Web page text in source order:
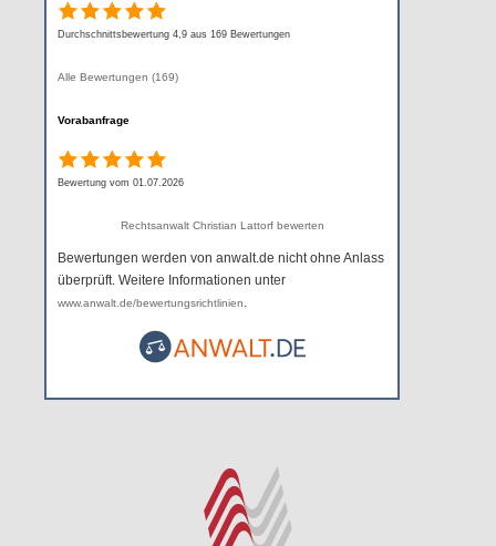
Durchschnittsbewertung 4,9 aus 169 Bewertungen
Alle Bewertungen (169)
Vorabanfrage
Bewertung vom 01.07.2026
Rechtsanwalt Christian Lattorf bewerten
Bewertungen werden von anwalt.de nicht ohne Anlass
überprüft. Weitere Informationen unter
www.anwalt.de/bewertungsrichtlinien.